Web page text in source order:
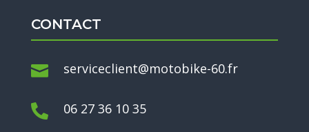
CONTACT
 serviceclient@motobike-60.fr
 06 27 36 10 35